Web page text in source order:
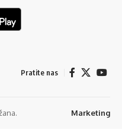
Pratite nas
Marketing